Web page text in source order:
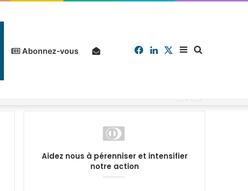
Abonnez-vous Sidebar
X
Linkedin
Facebook
Aidez nous à pérenniser et intensifier
notre action